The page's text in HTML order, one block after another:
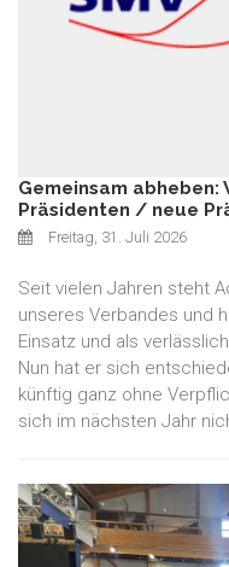
Gemeinsam abheben:
Präsidenten / neue
Freitag, 31. Juli 2026
Seit vielen Jahren steht
unseres Verbandes und
Einsatz und als
Nun hat er sich
künftig ganz ohne
sich im nächsten Jahr